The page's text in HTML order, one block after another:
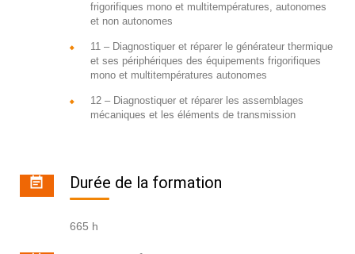
frigorifiques mono et multitempératures, autonomes
et non autonomes
11 – Diagnostiquer et réparer le générateur thermique
et ses périphériques des équipements frigorifiques
mono et multitempératures autonomes
12 – Diagnostiquer et réparer les assemblages
mécaniques et les éléments de transmission
Durée de la formation
665 h